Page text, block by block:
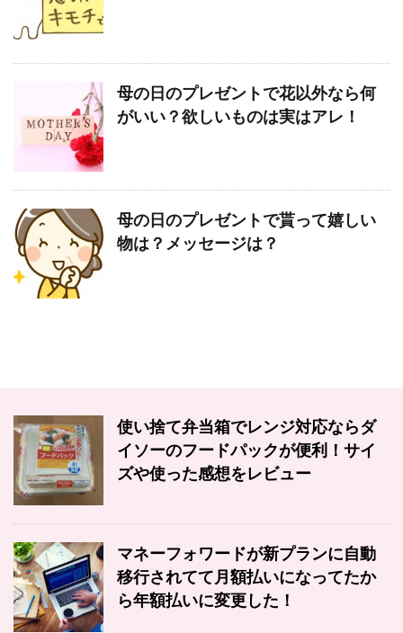
母の日のプレゼントで花以外なら何
がいい？欲しいものは実はアレ！
母の日のプレゼントで貰って嬉しい
物は？メッセージは？
使い捨て弁当箱でレンジ対応ならダ
イソーのフードパックが便利！サイ
ズや使った感想をレビュー
マネーフォワードが新プランに自動
移行されてて月額払いになってたか
ら年額払いに変更した！